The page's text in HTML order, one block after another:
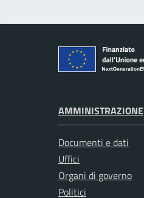
AMMINISTRAZIONE
Documenti e dati
Uffici
Organi di governo
Politici